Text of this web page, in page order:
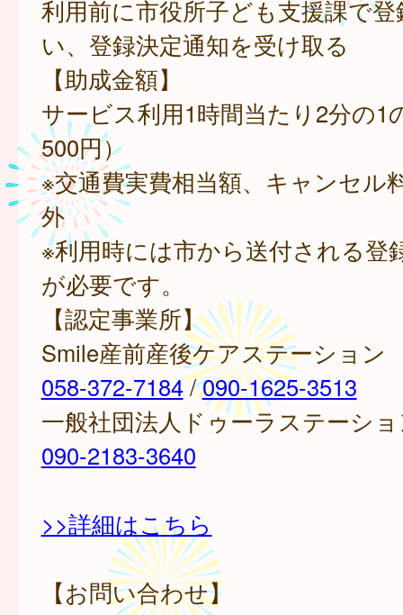
利用前に市役所子ども支援課で
い、登録決定通知を受け取る
【助成金額】
サービス利用1時間当たり2分の1
500円）
※交通費実費相当額、キャンセル
外
※利用時には市から送付される登
が必要です。
【認定事業所】
Smile産前産後ケアステーション
058-372-7184/090-1625-3513
一般社団法人ドゥーラステーシ
090-2183-3640
>>詳細はこちら
【お問い合わせ】